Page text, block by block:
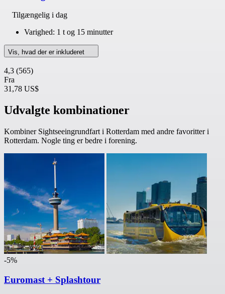
Tilgængelig i dag
Varighed: 1 t og 15 minutter
Vis, hvad der er inkluderet
4,3 (565)
Fra
31,78 US$
Udvalgte kombinationer
Kombiner Sightseeingrundfart i Rotterdam med andre favoritter i
Rotterdam. Nogle ting er bedre i forening.
-5%
Euromast + Splashtour